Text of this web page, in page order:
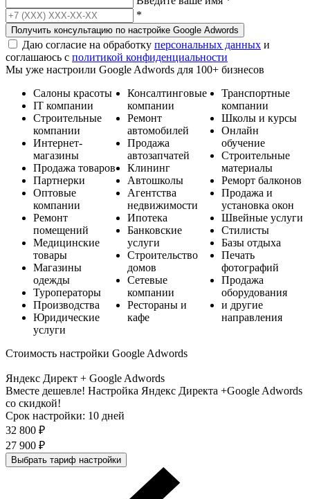
*
Получить консультацию по настройке Google Adwords
Даю согласие на обработку персональных данных и
соглашаюсь с политикой конфиденциальности
Мы уже настроили Google Adwords для 100+ бизнесов
Салоны красоты
ІТ компании
Строительные
компании
Интернет-
магазины
Продажа товаров
Партнерки
Оптовые
компании
Ремонт
помещений
Медицинские
товары
Магазины
одежды
Туроператоры
Производства
Юридические
услуги
Консалтинговые
компании
Ремонт
автомобилей
Продажа
автозапчатей
Клининг
Автошколы
Агентства
недвижимости
Ипотека
Банковские
услуги
Строительство
домов
Сетевые
компании
Рестораны и
кафе
Транспортные
компании
Школы и курсы
Онлайн
обучение
Строительные
материалы
Реморт балконов
Продажа и
установка окон
Швейные услуги
Стилисты
Базы отдыха
Печать
фотографий
Продажа
оборудования
и другие
направления
Стоимость настройки Google Adwords
Яндекс Директ + Google Adwords
Вместе дешевле! Настройка Яндекс Директа +Google Adwords
со скидкой!
Срок настройки: 10 дней
32 800 ₽
27 900 ₽
Выбрать тариф настройки